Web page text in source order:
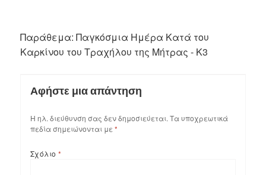
Παράθεμα:Παγκόσμια Ημέρα Κατά του
Καρκίνου του Τραχήλου της Μήτρας - K3
Αφήστε μια απάντηση
Η ηλ. διεύθυνση σας δεν δημοσιεύεται. Τα υποχρεωτικά
πεδία σημειώνονται με *
Σχόλιο *